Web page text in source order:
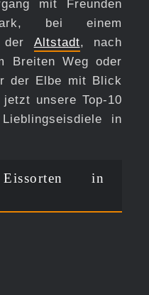
mit Freunden
bei einem
der Altstadt, nach
Breiten Weg oder
der Elbe mit Blick
unsere Top-10
in
in